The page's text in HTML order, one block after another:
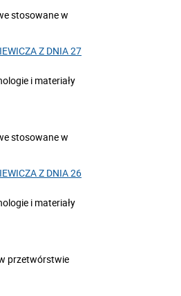
stosowane w
Z DNIA 27
i materiały
stosowane w
Z DNIA 26
i materiały
przetwórstwie